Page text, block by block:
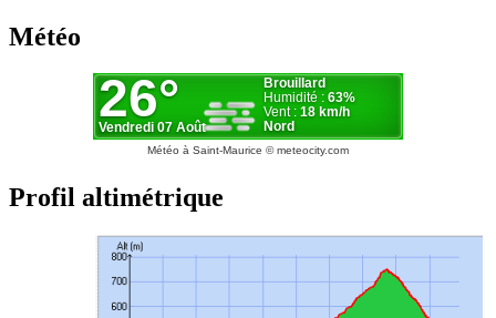
Météo
Météo à Saint-Maurice © meteocity.com
Profil altimétrique